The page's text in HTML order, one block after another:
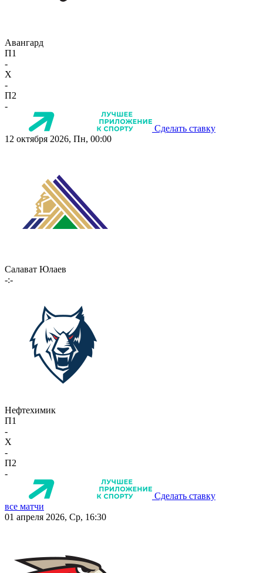
Авангард
П1
-
X
-
П2
-
Сделать ставку
12 октября 2026, Пн, 00:00
Салават Юлаев
-:-
Нефтехимик
П1
-
X
-
П2
-
Сделать ставку
все матчи
01 апреля 2026, Ср, 16:30